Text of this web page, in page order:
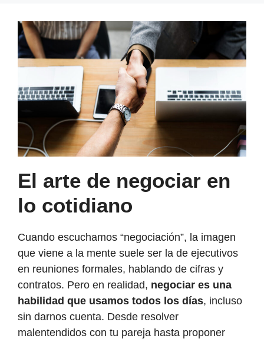
El arte de negociar en
lo cotidiano
Cuando escuchamos “negociación”, la imagen
que viene a la mente suele ser la de ejecutivos
en reuniones formales, hablando de cifras y
contratos. Pero en realidad, negociar es una
habilidad que usamos todos los días, incluso
sin darnos cuenta. Desde resolver
malentendidos con tu pareja hasta proponer